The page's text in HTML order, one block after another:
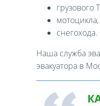
грузового
снегохода.
Наша служба
эвакуатора в